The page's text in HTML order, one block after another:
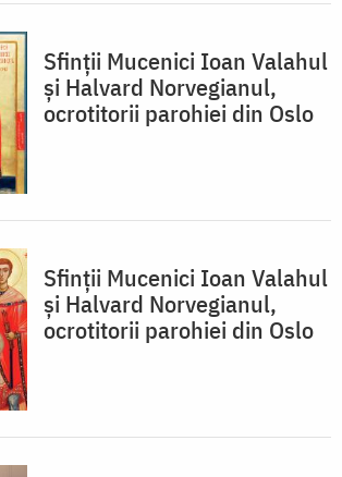
Sfinții Mucenici Ioan Valahul
și Halvard Norvegianul,
ocrotitorii parohiei din Oslo
Sfinții Mucenici Ioan Valahul
și Halvard Norvegianul,
ocrotitorii parohiei din Oslo